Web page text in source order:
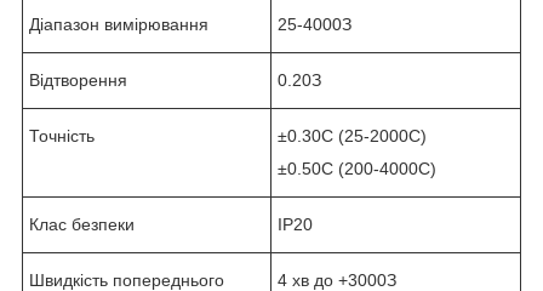
Діапазон вимірювання 25-4000З
Відтворення 0.20З
Точність ±0.30С (25-2000С)
±0.50С (200-4000С)
Клас безпеки IP20
Швидкість попереднього
4 хв до +3000З